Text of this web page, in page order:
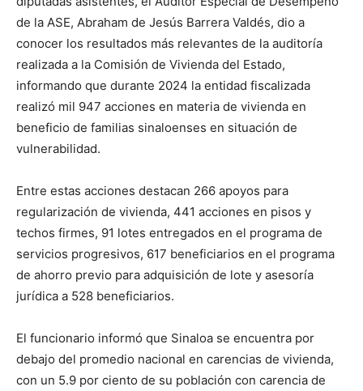
de la ASE, Abraham de Jesús Barrera Valdés, dio a
conocer los resultados más relevantes de la auditoría
realizada a la Comisión de Vivienda del Estado,
informando que durante 2024 la entidad fiscalizada
realizó mil 947 acciones en materia de vivienda en
beneficio de familias sinaloenses en situación de
vulnerabilidad.
Entre estas acciones destacan 266 apoyos para
regularización de vivienda, 441 acciones en pisos y
techos firmes, 91 lotes entregados en el programa de
servicios progresivos, 617 beneficiarios en el programa
de ahorro previo para adquisición de lote y asesoría
jurídica a 528 beneficiarios.
El funcionario informó que Sinaloa se encuentra por
debajo del promedio nacional en carencias de vivienda,
con un 5.9 por ciento de su población con carencia de